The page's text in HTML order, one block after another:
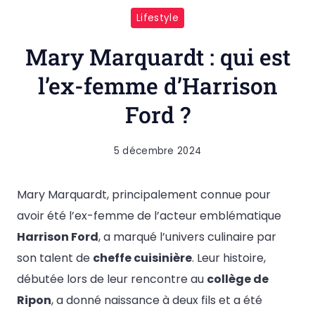
Lifestyle
Mary Marquardt : qui est
l’ex-femme d’Harrison
Ford ?
5 décembre 2024
Mary Marquardt, principalement connue pour
avoir été l’ex-femme de l’acteur emblématique
Harrison Ford, a marqué l’univers culinaire par
son talent de cheffe cuisinière. Leur histoire,
débutée lors de leur rencontre au collège de
Ripon, a donné naissance à deux fils et a été